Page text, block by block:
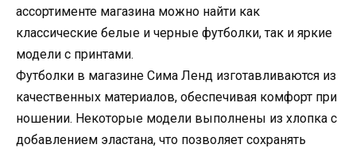
ассортименте магазина можно найти как
классические белые и черные футболки, так и яркие
модели с принтами.
Футболки в магазине Сима Ленд изготавливаются из
качественных материалов, обеспечивая комфорт при
ношении. Некоторые модели выполнены из хлопка с
добавлением эластана, что позволяет сохранять